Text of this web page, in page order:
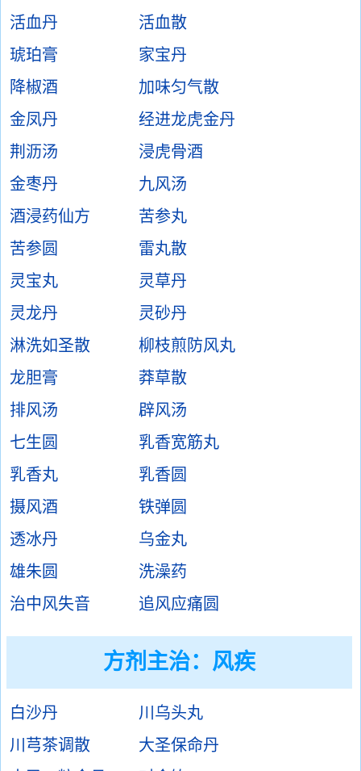
活血丹
活血散
琥珀膏
家宝丹
降椒酒
加味匀气散
金凤丹
经进龙虎金丹
荆沥汤
浸虎骨酒
金枣丹
九风汤
酒浸药仙方
苦参丸
苦参圆
雷丸散
灵宝丸
灵草丹
灵龙丹
灵砂丹
淋洗如圣散
柳枝煎防风丸
龙胆膏
莽草散
排风汤
辟风汤
七生圆
乳香宽筋丸
乳香丸
乳香圆
摄风酒
铁弹圆
透冰丹
乌金丸
雄朱圆
洗澡药
治中风失音
追风应痛圆
方剂主治： 风疾
白沙丹
川乌头丸
川芎茶调散
大圣保命丹